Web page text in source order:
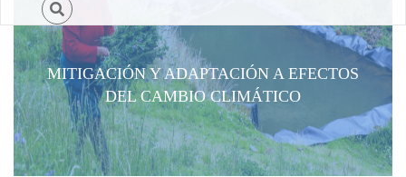
MITIGACIÓN Y ADAPTACIÓN A EFECTOS
DEL CAMBIO CLIMÁTICO